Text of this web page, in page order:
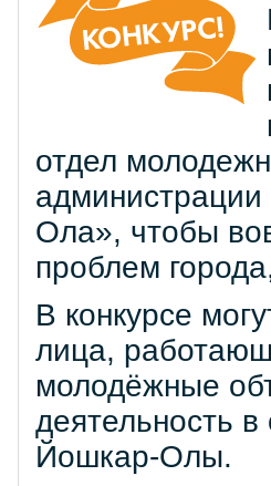
отдел
администрации
Ола», чтобы
проблем
В конкурсе
лица,
молодёжные
деятельность
Йошкар-Олы.